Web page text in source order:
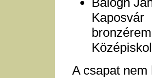
Kaposvár
A csapat